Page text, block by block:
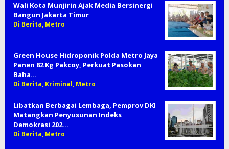
Wali Kota Munjirin Ajak Media Bersinergi
Bangun Jakarta Timur
Di Berita, Metro
Green House Hidroponik Polda Metro Jaya
Panen 82 Kg Pakcoy, Perkuat Pasokan
Baha…
Di Berita, Kriminal, Metro
Libatkan Berbagai Lembaga, Pemprov DKI
Matangkan Penyusunan Indeks
Demokrasi 202…
Di Berita, Metro